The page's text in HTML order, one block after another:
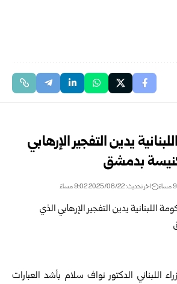
يدين التفجير الإرهابي
بدمشق
اخر تحديث: 2025/06/22 9:02 مساءً
اللبناني الدكتور نواف سلام بأشد العبارات